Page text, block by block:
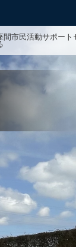
間市民活動サポー